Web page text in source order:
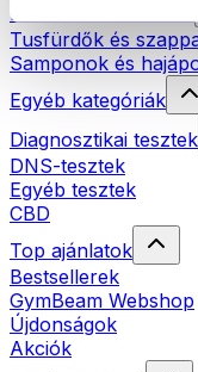
Natúrkozmetikumok
Tusfürdők és
Samponok és
Egyéb kategóriák
Diagnosztikai tesztek
DNS-tesztek
Egyéb tesztek
CBD
Top ajánlatok
Bestsellerek
GymBeam Webshop
Újdonságok
Akciók